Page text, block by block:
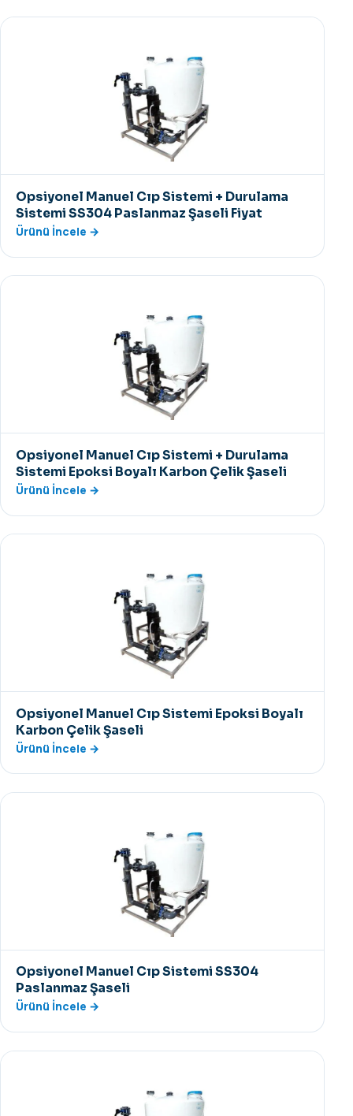
Opsiyonel Manuel Cıp Sistemi + Durulama
Sistemi SS304 Paslanmaz Şaseli Fiyat
Ürünü İncele →
Opsiyonel Manuel Cıp Sistemi + Durulama
Sistemi Epoksi Boyalı Karbon Çelik Şaseli
Ürünü İncele →
Opsiyonel Manuel Cıp Sistemi Epoksi Boyalı
Karbon Çelik Şaseli
Ürünü İncele →
Opsiyonel Manuel Cıp Sistemi SS304
Paslanmaz Şaseli
Ürünü İncele →